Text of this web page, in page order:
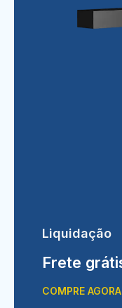
Liquidação
Frete
COMPRE AGORA